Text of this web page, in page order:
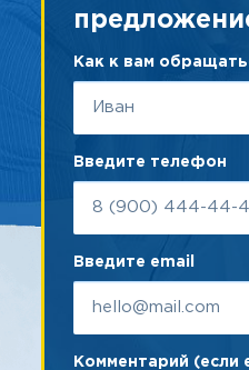
Как к вам
Введите телефон
Введите email
Комментарий (если